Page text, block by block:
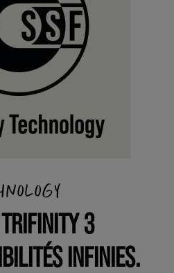
3
INFINIES.